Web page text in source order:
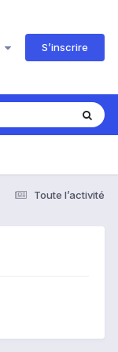
S’inscrire
Toute l’activité